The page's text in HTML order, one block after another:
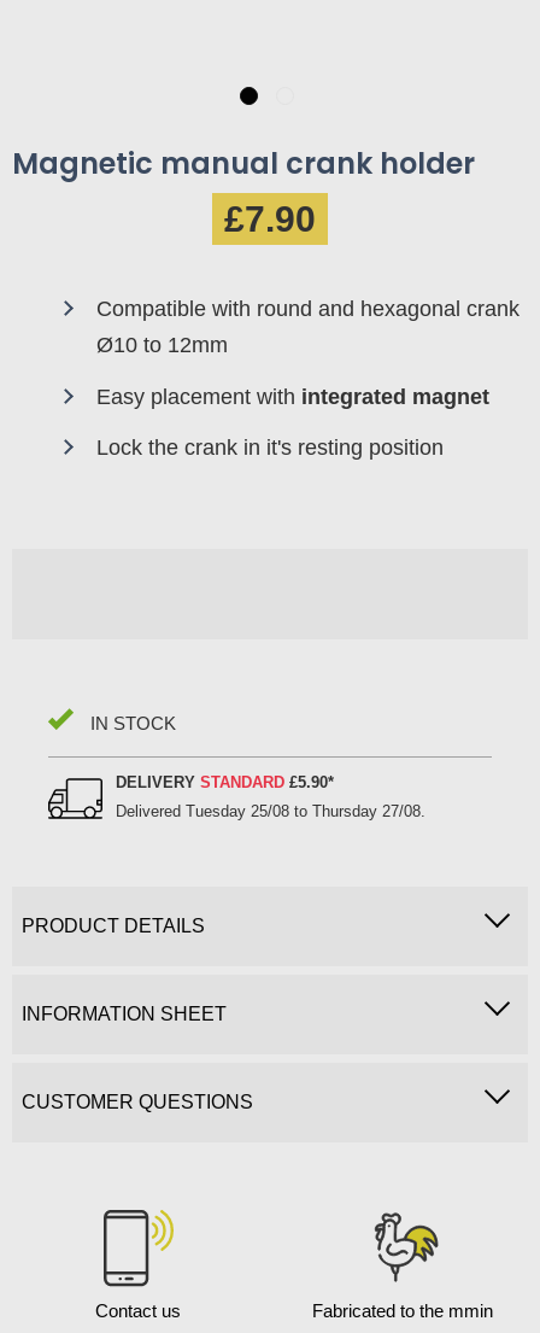
Magnetic manual crank holder
£7.90
Compatible with round and hexagonal crank
Ø10 to 12mm
Easy placement with integrated magnet
Lock the crank in it's resting position
IN STOCK
DELIVERYSTANDARD £5.90*
DeliveredTuesday 25/08 to Thursday 27/08
PRODUCT DETAILS
INFORMATION SHEET
CUSTOMER QUESTIONS
Contact us Fabricated to the mmin